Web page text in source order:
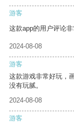
游客
这款app的用户评论
2024-08-08
游客
这款游戏非常好玩，
没有玩腻。
2024-08-08
游客